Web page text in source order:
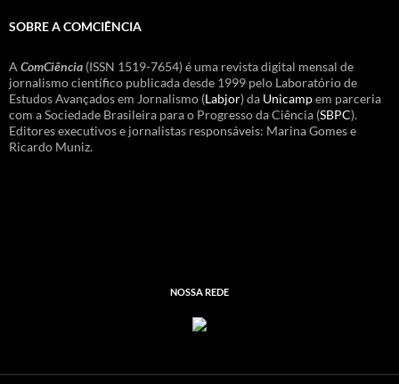
SOBRE A COMCIÊNCIA
A ComCiência (ISSN 1519-7654) é uma revista digital mensal de
jornalismo científico publicada desde 1999 pelo Laboratório de
Estudos Avançados em Jornalismo (Labjor) da Unicampem parceria
com a Sociedade Brasileira para o Progresso da Ciência (SBPC).
Editores executivos e jornalistas responsáveis: Marina Gomes e
Ricardo Muniz.
NOSSA REDE